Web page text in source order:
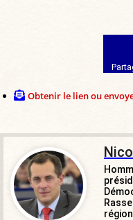
Obtenir le lien ou